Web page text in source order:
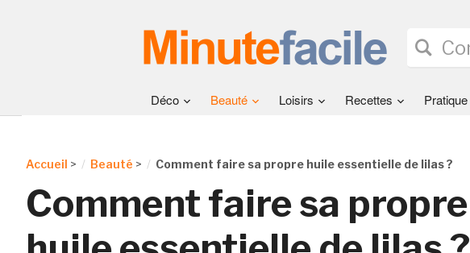
Déco Beauté Loisirs Recettes Pratique
Accueil > Beauté > Comment faire sa propre huile essentielle de lilas ?
Comment faire sa propre